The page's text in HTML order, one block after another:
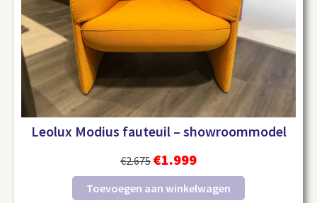
Leolux Modius fauteuil – showroommodel
€2.675 €1.999
Toevoegen aan winkelwagen